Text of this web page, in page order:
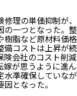
理の単価抑制が、
の一つとなった。整
樹脂など原材料価格
備コストは上昇が続
険会社のコスト削減
嫁が思うように進ん
水準確保していなが
となった。